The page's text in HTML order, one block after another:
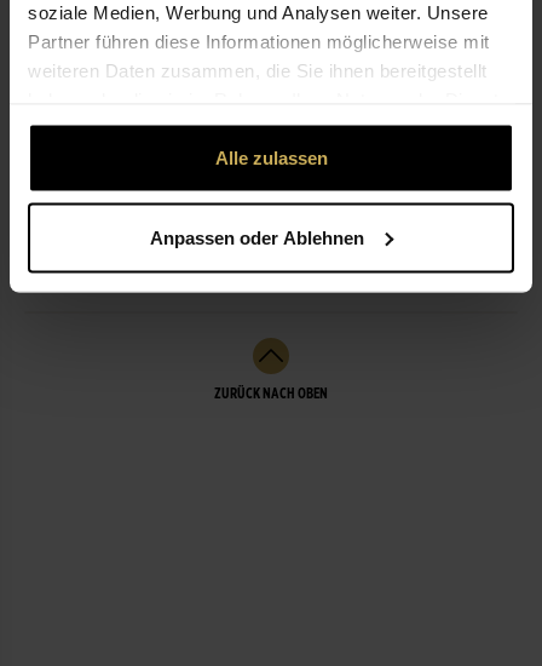
soziale Medien, Werbung und Analysen weiter. Unsere
Partner führen diese Informationen möglicherweise mit
weiteren Daten zusammen, die Sie ihnen bereitgestellt
gesammelt haben.
Alle zulassen
Anpassen oder Ablehnen
0711-24 14 66
info@derblumenladen.net
ÖFFNUNGSZEITEN
LEISTUNGEN
ZURÜCK NACH OBEN